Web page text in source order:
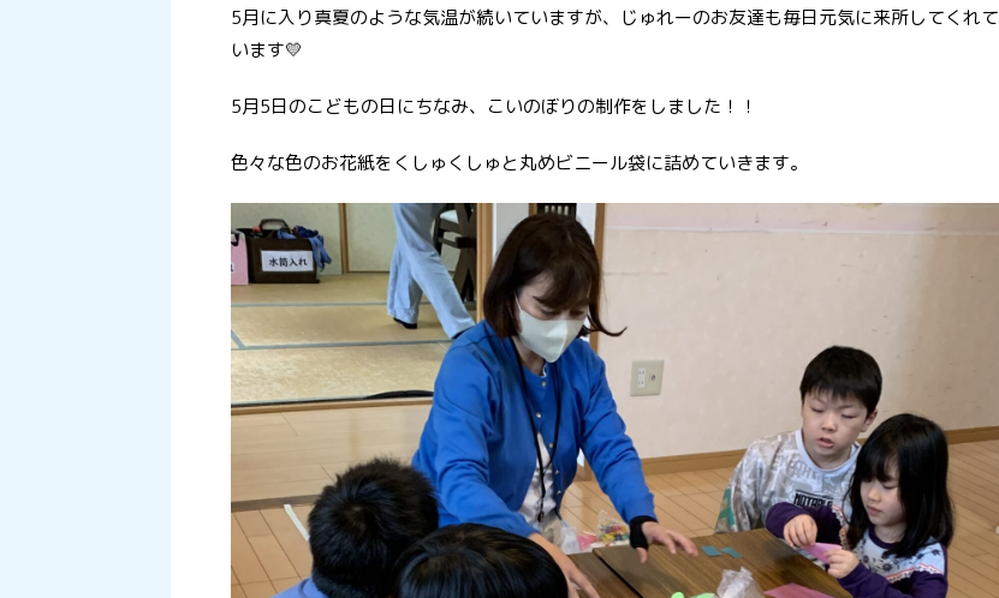
5月に入り真夏のような気温が続いていますが、じゅれーのお友達も毎日元気に来所してくれて
います💛
5月5日のこどもの日にちなみ、こいのぼりの制作をしました！！
色々な色のお花紙をくしゅくしゅと丸めビニール袋に詰めていきます。